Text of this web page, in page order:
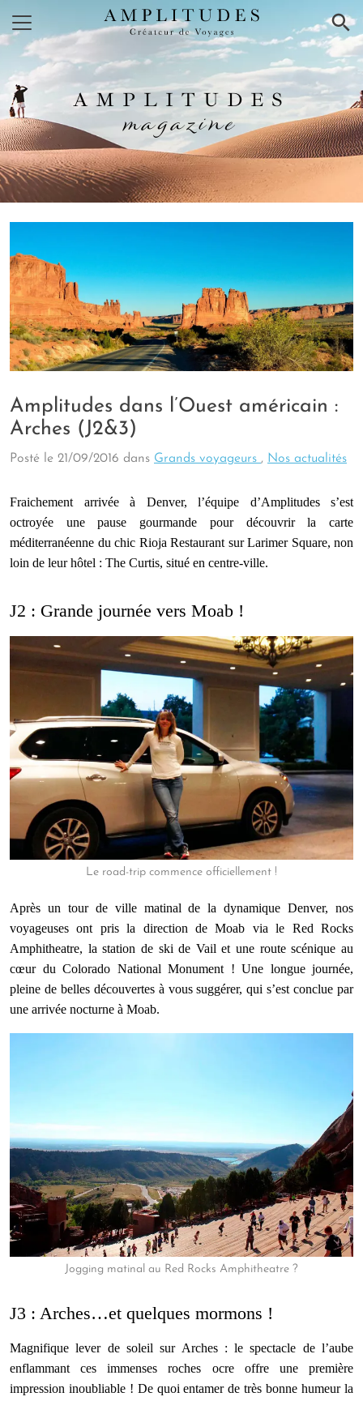
×
AMPLITUDES
magazine
Amplitudes dans l’Ouest américain :
Arches (J2&3)
Posté le 21/09/2016 dans Grands voyageurs , Nos actualités
Fraichement arrivée à Denver, l’équipe d’Amplitudes s’est
octroyée une pause gourmande pour découvrir la carte
méditerranéenne du chic Rioja Restaurant sur Larimer Square, non
loin de leur hôtel : The Curtis, situé en centre-ville.
J2 : Grande journée vers Moab !
Le road-trip commence officiellement !
Après un tour de ville matinal de la dynamique Denver, nos
voyageuses ont pris la direction de Moab via le Red Rocks
Amphitheatre, la station de ski de Vail et une route scénique au
cœur du Colorado National Monument ! Une longue journée,
pleine de belles découvertes à vous suggérer, qui s’est conclue par
une arrivée nocturne à Moab.
Jogging matinal au Red Rocks Amphitheatre ?
J3 : Arches…et quelques mormons !
Magnifique lever de soleil sur Arches : le spectacle de l’aube
enflammant ces immenses roches ocre offre une première
impression inoubliable ! De quoi entamer de très bonne humeur la